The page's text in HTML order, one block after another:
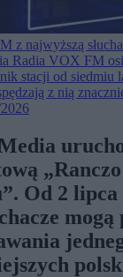
z najwyższą
Radia VOX FM
stacji od siedmiu
z nią
Od 2 lipca
mogą